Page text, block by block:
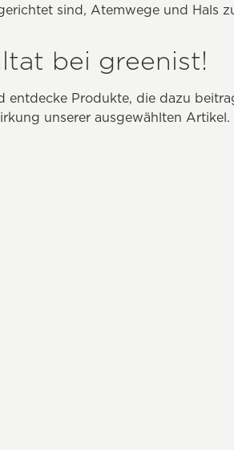
sind, Atemwege und Hals
bei greenist!
entdecke Produkte, die dazu
unserer ausgewählten Artikel.